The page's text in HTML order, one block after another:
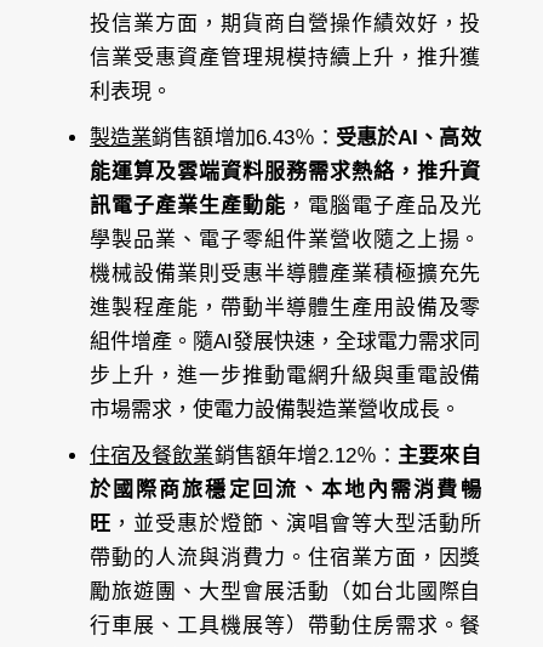
投信業方面，期貨商自營操作績效好，投
信業受惠資產管理規模持續上升，推升獲
利表現。
製造業銷售額增加6.43％： 受惠於AI、高效
能運算及雲端資料服務需求熱絡，推升資
訊電子產業生產動能 ，電腦電子產品及光
學製品業、電子零組件業營收隨之上揚。
機械設備業則受惠半導體產業積極擴充先
進製程產能，帶動半導體生產用設備及零
組件增產。隨AI發展快速，全球電力需求同
步上升，進一步推動電網升級與重電設備
市場需求，使電力設備製造業營收成長。
住宿及餐飲業銷售額年增2.12％： 主要來自
於國際商旅穩定回流、本地內需消費暢
旺 ，並受惠於燈節、演唱會等大型活動所
帶動的人流與消費力。住宿業方面，因獎
勵旅遊團、大型會展活動（如台北國際自
行車展、工具機展等）帶動住房需求。餐